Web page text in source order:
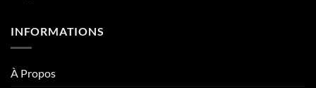
INFORMATIONS
À Propos